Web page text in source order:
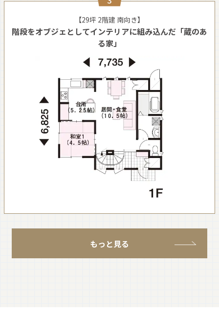
【29坪 2階建 南向き】
階段をオブジェとしてインテリアに組み込んだ「蔵のあ
る家」
もっと見る